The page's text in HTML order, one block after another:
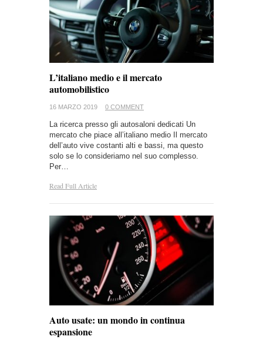
L’italiano medio e il mercato
automobilistico
16 MARZO 2019 0 COMMENT
La ricerca presso gli autosaloni dedicati Un
mercato che piace all’italiano medio Il mercato
dell’auto vive costanti alti e bassi, ma questo
solo se lo consideriamo nel suo complesso.
Per…
Read Full Article
Auto usate: un mondo in continua
espansione